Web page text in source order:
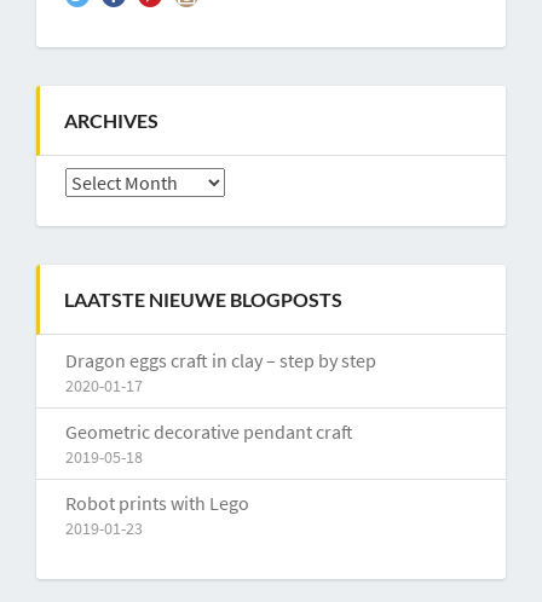
ARCHIVES
Archives
LAATSTE NIEUWE BLOGPOSTS
Dragon eggs craft in clay – step by step
2020-01-17
Geometric decorative pendant craft
2019-05-18
Robot prints with Lego
2019-01-23